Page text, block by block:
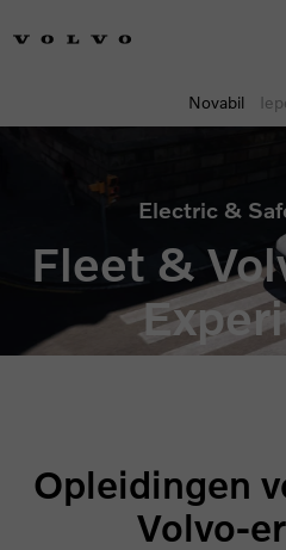
Novabil
Electric &
Fleet &
Opleidingen
Volvo-